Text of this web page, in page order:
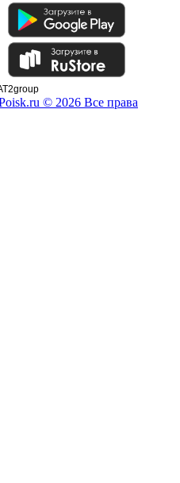
© 2026 Все права